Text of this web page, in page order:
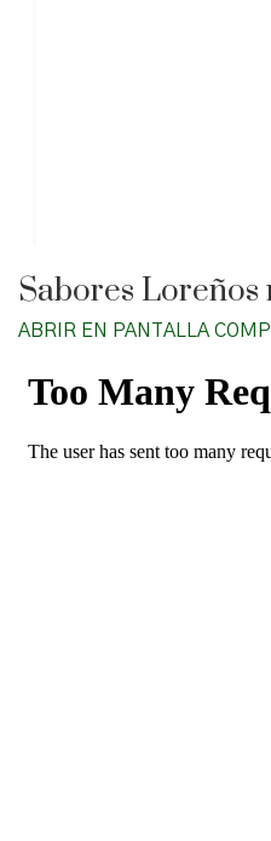
Sabores Loreños
ABRIR EN PANTALLA